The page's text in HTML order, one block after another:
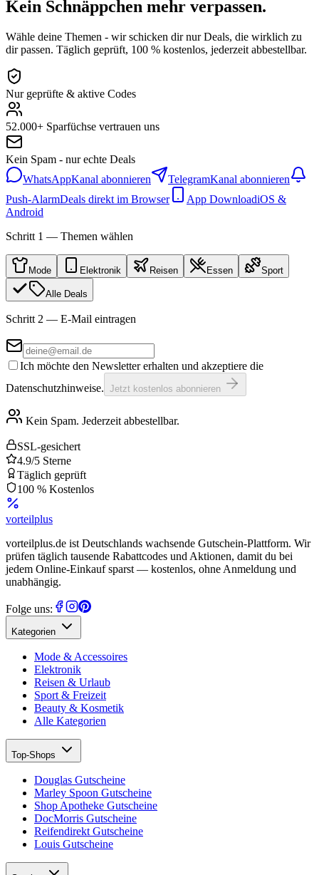
Kein Schnäppchen mehr verpassen.
Wähle deine Themen - wir schicken dir nur Deals, die wirklich zu
dir passen. Täglich geprüft, 100 % kostenlos, jederzeit abbestellbar.
Nur geprüfte & aktive Codes
52.000+ Sparfüchse vertrauen uns
Kein Spam - nur echte Deals
WhatsAppKanal abonnieren TelegramKanal abonnieren
Push-AlarmDeals direkt im Browser App DownloadiOS &
Android
Schritt 1 — Themen wählen
Mode Elektronik Reisen Essen Sport
Alle Deals
Schritt 2 — E-Mail eintragen
Ich möchte den Newsletter erhalten und akzeptiere die
Datenschutzhinweise. Jetzt kostenlos abonnieren
Kein Spam. Jederzeit abbestellbar.
SSL-gesichert
4.9/5 Sterne
Täglich geprüft
100 % Kostenlos
vorteilplus
vorteilplus.de ist Deutschlands wachsende Gutschein-Plattform. Wir
prüfen täglich tausende Rabattcodes und Aktionen, damit du bei
jedem Online-Einkauf sparst — kostenlos, ohne Anmeldung und
unabhängig.
Folge uns:
Kategorien
Mode & Accessoires
Elektronik
Reisen & Urlaub
Sport & Freizeit
Beauty & Kosmetik
Alle Kategorien
Top-Shops
Douglas Gutscheine
Marley Spoon Gutscheine
Shop Apotheke Gutscheine
DocMorris Gutscheine
Reifendirekt Gutscheine
Louis Gutscheine